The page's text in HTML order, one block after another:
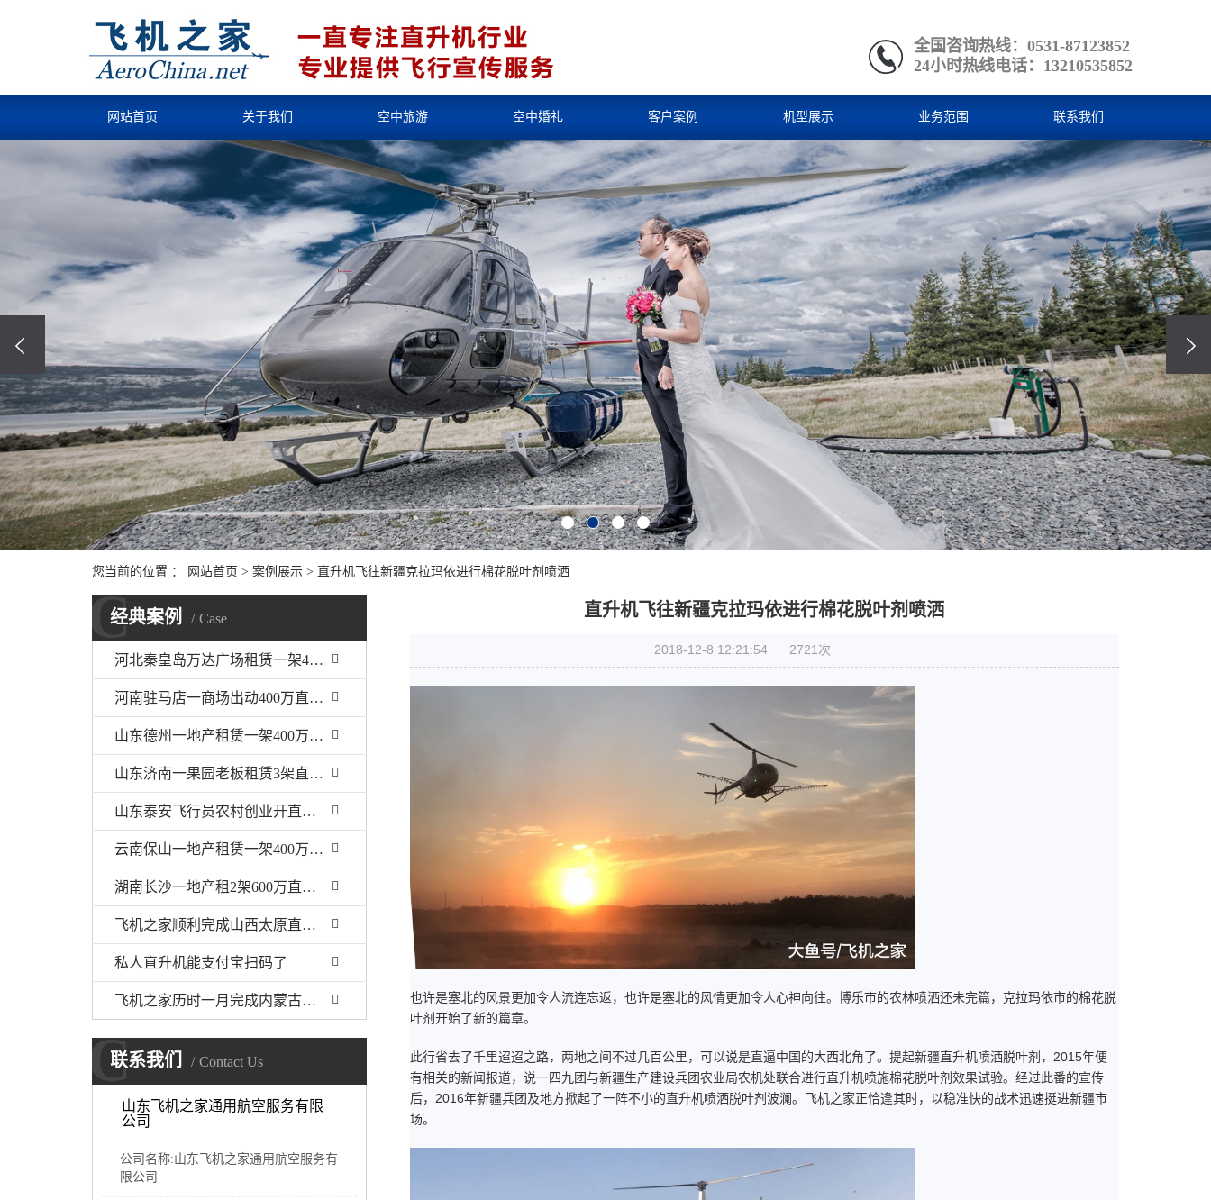
全国咨询热线：0531-87123852
24小时热线电话：13210535852
网站首页 关于我们 空中旅游 空中婚礼 客户案例 机型展示 业务范围 联系我们
您当前的位置 ： 网站首页 > 案例展示 > 直升机飞往新疆克拉玛依进行棉花脱叶剂喷洒
经典案例 Case
C
河北秦皇岛万达广场租赁一架400万直升机助阵
河南驻马店一商场出动400万直升机
山东德州一地产租赁一架400万直升机开业庆典
山东济南一果园老板租赁3架直升机开业庆典
山东泰安飞行员农村创业开直升机拍600亩樱桃园
云南保山一地产租赁一架400万直升机空中看房
湖南长沙一地产租2架600万直升机空中看房
飞机之家顺利完成山西太原直升机航测作业
私人直升机能支付宝扫码了
飞机之家历时一月完成内蒙古乌兰浩特兴安盟直升机航测
联系我们 Contact Us
C
山东飞机之家通用航空服务有限
公司
公司名称:山东飞机之家通用航空服务有
限公司
直升机飞往新疆克拉玛依进行棉花脱叶剂喷洒
2018-12-8 12:21:54 2721次
也许是塞北的风景更加令人流连忘返，也许是塞北的风情更加令人心神向往。博乐市的农林喷洒还未完篇，克拉玛依市的棉花脱
叶剂开始了新的篇章。
此行省去了千里迢迢之路，两地之间不过几百公里，可以说是直逼中国的大西北角了。提起新疆直升机喷洒脱叶剂，2015年便
有相关的新闻报道，说一四九团与新疆生产建设兵团农业局农机处联合进行直升机喷施棉花脱叶剂效果试验。经过此番的宣传
后，2016年新疆兵团及地方掀起了一阵不小的直升机喷洒脱叶剂波澜。飞机之家正恰逢其时，以稳准快的战术迅速挺进新疆市
场。